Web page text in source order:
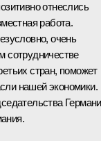
отнеслись
работа.
очень
сотрудничестве
стран, поможет
нашей экономики.